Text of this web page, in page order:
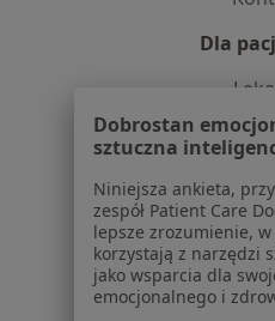
Dla
Placówki
Pytania i
Blog dla
Dobrostan
sztuczna
Niniejsza ankieta,
zespół Patient Care
lepsze zrozumienie,
korzystają z narzędzi
jako wsparcia dla
emocjonalnego i